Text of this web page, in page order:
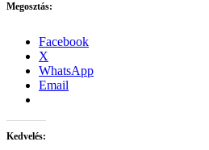
Megosztás:
Facebook
X
WhatsApp
Email
Kedvelés: